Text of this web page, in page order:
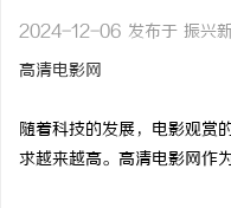
2024-12-06 发布于 振兴
高清电影网
随着科技的发展，电影观赏
求越来越高。高清电影网作